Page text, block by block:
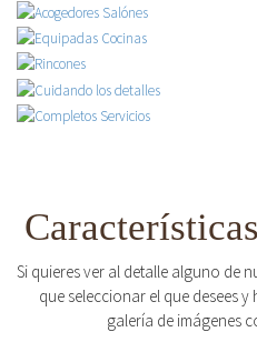
Si quieres ver al detalle alguno de
que seleccionar el que desees y
galería de imágenes